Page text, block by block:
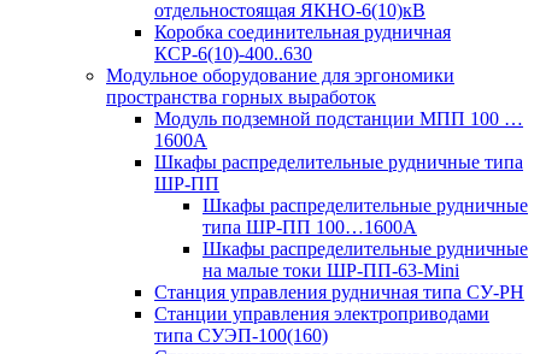
отдельностоящая ЯКНО-6(10)кВ
Коробка соединительная рудничная
КСР-6(10)-400..630
Модульное оборудование для эргономики
пространства горных выработок
Модуль подземной подстанции МПП 100 …
1600А
Шкафы распределительные рудничные типа
ШР-ПП
Шкафы распределительные рудничные
типа ШР-ПП 100…1600А
Шкафы распределительные рудничные
на малые токи ШР-ПП-63-Mini
Станция управления рудничная типа СУ-РН
Станции управления электроприводами
типа СУЭП-100(160)